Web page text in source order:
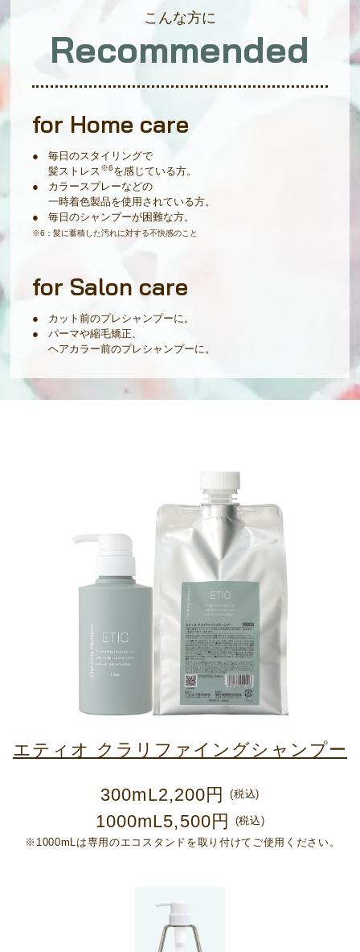
こんな方に
Recommended
for Home care
毎日のスタイリングで
髪ストレス ※6を感じている方。
カラースプレーなどの
一時着色製品を使用されている方。
毎日のシャンプーが困難な方。
※6：髪に蓄積した汚れに対する不快感のこと
for Salon care
カット前のプレシャンプーに。
パーマや縮毛矯正、
ヘアカラー前のプレシャンプーに。
エティオ クラリファイングシャンプー
300mL2,200円 (税込)
1000mL5,500円
(税込)
※1000mLは専用のエコスタンドを取り付けてご使用ください。